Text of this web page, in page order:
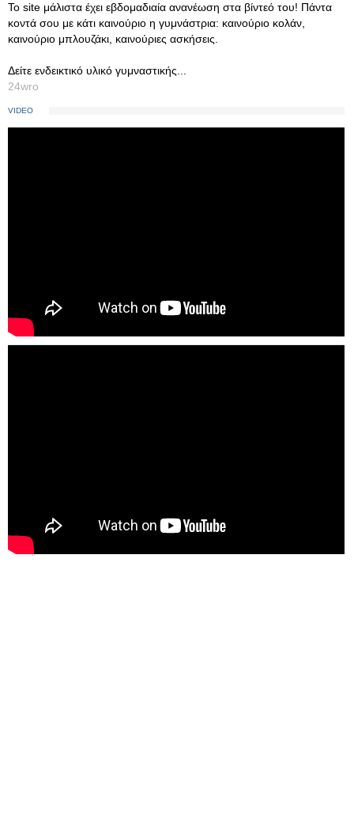
Το site μάλιστα έχει εβδομαδιαία ανανέωση στα βίντεό του! Πάντα
κοντά σου με κάτι καινούριο η γυμνάστρια: καινούριο κολάν,
καινούριο μπλουζάκι, καινούριες ασκήσεις.
Δείτε ενδεικτικό υλικό γυμναστικής...
24wro
VIDEO